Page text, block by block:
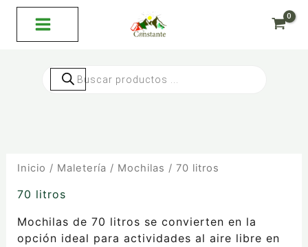
contenido
Búsqueda
productos
Inicio / Maletería / Mochilas / 70 litros
70 litros
Mochilas de 70 litros se convierten en la
opción ideal para actividades al aire libre en